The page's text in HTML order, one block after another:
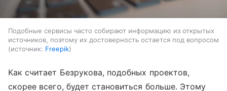
Подобные сервисы часто собирают информацию из открытых
источников, поэтому их достоверность остается под вопросом
источник: Freepik
Как считает Безрукова, подобных проектов,
скорее всего, будет становиться больше. Этому